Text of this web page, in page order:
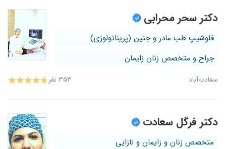
دکتر سحر محرابی
فلوشیپ طب مادر و جنین (پریناتولوژی)
جراح و متخصص زنان زایمان
سعادت‌آباد ۳۵۳ نفر
دکتر فرگل سعادت
متخصص زنان و زایمان و نازایی